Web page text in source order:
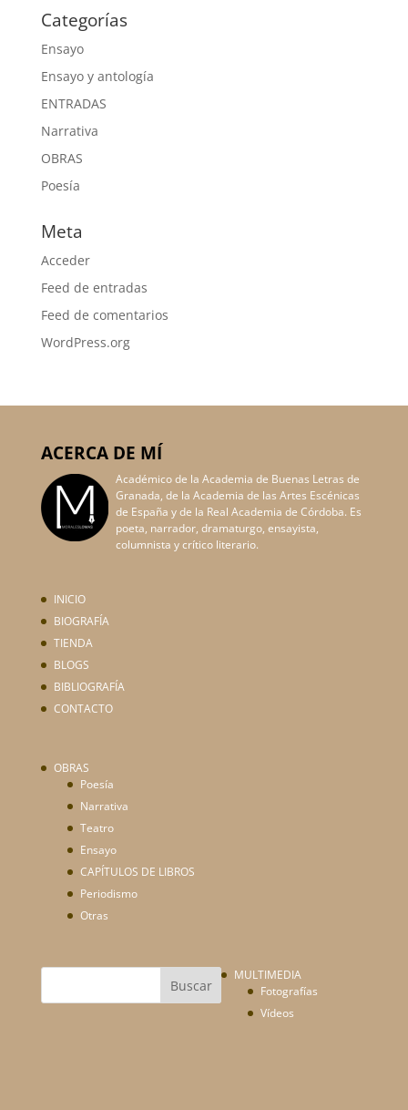
Categorías
Ensayo
Ensayo y antología
ENTRADAS
Narrativa
OBRAS
Poesía
Meta
Acceder
Feed de entradas
Feed de comentarios
WordPress.org
ACERCA DE MÍ
Académico de la Academia de Buenas Letras de
Granada, de la Academia de las Artes Escénicas
de España y de la Real Academia de Córdoba. Es
poeta, narrador, dramaturgo, ensayista,
columnista y crítico literario.
INICIO
BIOGRAFÍA
TIENDA
BLOGS
BIBLIOGRAFÍA
CONTACTO
OBRAS
Poesía
Narrativa
Teatro
Ensayo
CAPÍTULOS DE LIBROS
Periodismo
Otras
MULTIMEDIA
Fotografías
Vídeos